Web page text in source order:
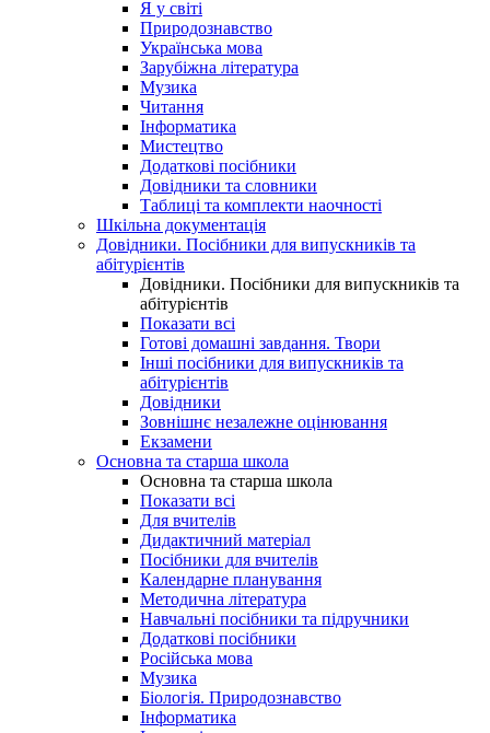
Я у світі
Природознавство
Українська мова
Зарубіжна література
Музика
Читання
Інформатика
Мистецтво
Додаткові посібники
Довідники та словники
Таблиці та комплекти наочності
Шкільна документація
Довідники. Посібники для випускників та
абітурієнтів
Довідники. Посібники для випускників та
абітурієнтів
Показати всі
Готові домашні завдання. Твори
Інші посібники для випускників та
абітурієнтів
Довідники
Зовнішнє незалежне оцінювання
Екзамени
Основна та старша школа
Основна та старша школа
Показати всі
Для вчителів
Дидактичний матеріал
Посібники для вчителів
Календарне планування
Методична література
Навчальні посібники та підручники
Додаткові посібники
Російська мова
Музика
Біологія. Природознавство
Інформатика